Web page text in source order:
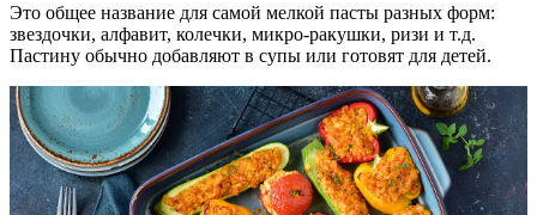
Это общее название для самой мелкой пасты разных форм:
звездочки, алфавит, колечки, микро-ракушки, ризи и т.д.
Пастину обычно добавляют в супы или готовят для детей.